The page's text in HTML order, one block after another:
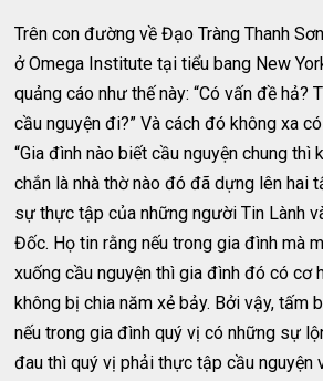
Trên con đường về Đạo Tràng Thanh
ở Omega Institute tại tiểu bang New
quảng cáo như thế này: “Có vấn đề hả?
cầu nguyện đi?” Và cách đó không xa
“Gia đình nào biết cầu nguyện chung thì
chắn là nhà thờ nào đó đã dựng lên hai
sự thực tập của những người Tin Lành
Đốc. Họ tin rằng nếu trong gia đình mà
xuống cầu nguyện thì gia đình đó có cơ
không bị chia năm xẻ bảy. Bởi vậy, tấm
nếu trong gia đình quý vị có những sự
đau thì quý vị phải thực tập cầu nguyện